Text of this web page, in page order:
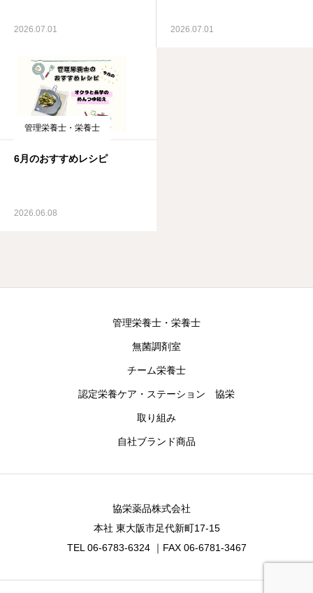
2026.07.01 2026.07.01
管理栄養士・栄養士
6月のおすすめレシピ
2026.06.08
管理栄養士・栄養士
無菌調剤室
チーム栄養士
認定栄養ケア・ステーション 協栄
取り組み
自社ブランド商品
協栄薬品株式会社
本社 東大阪市足代新町17-15
TEL 06-6783-6324 ｜FAX 06-6781-3467